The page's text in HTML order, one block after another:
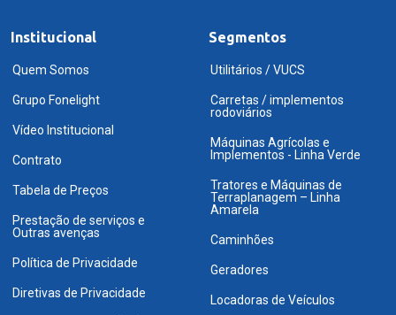
Institucional
Quem Somos
Grupo Fonelight
Vídeo Institucional
Contrato
Tabela de Preços
Prestação de serviços e
Outras avenças
Política de Privacidade
Diretivas de Privacidade
Segmentos
Utilitários / VUCS
Carretas / implementos
rodoviários
Máquinas Agrícolas e
Implementos - Linha Verde
Tratores e Máquinas de
Terraplanagem – Linha
Amarela
Caminhões
Geradores
Locadoras de Veículos